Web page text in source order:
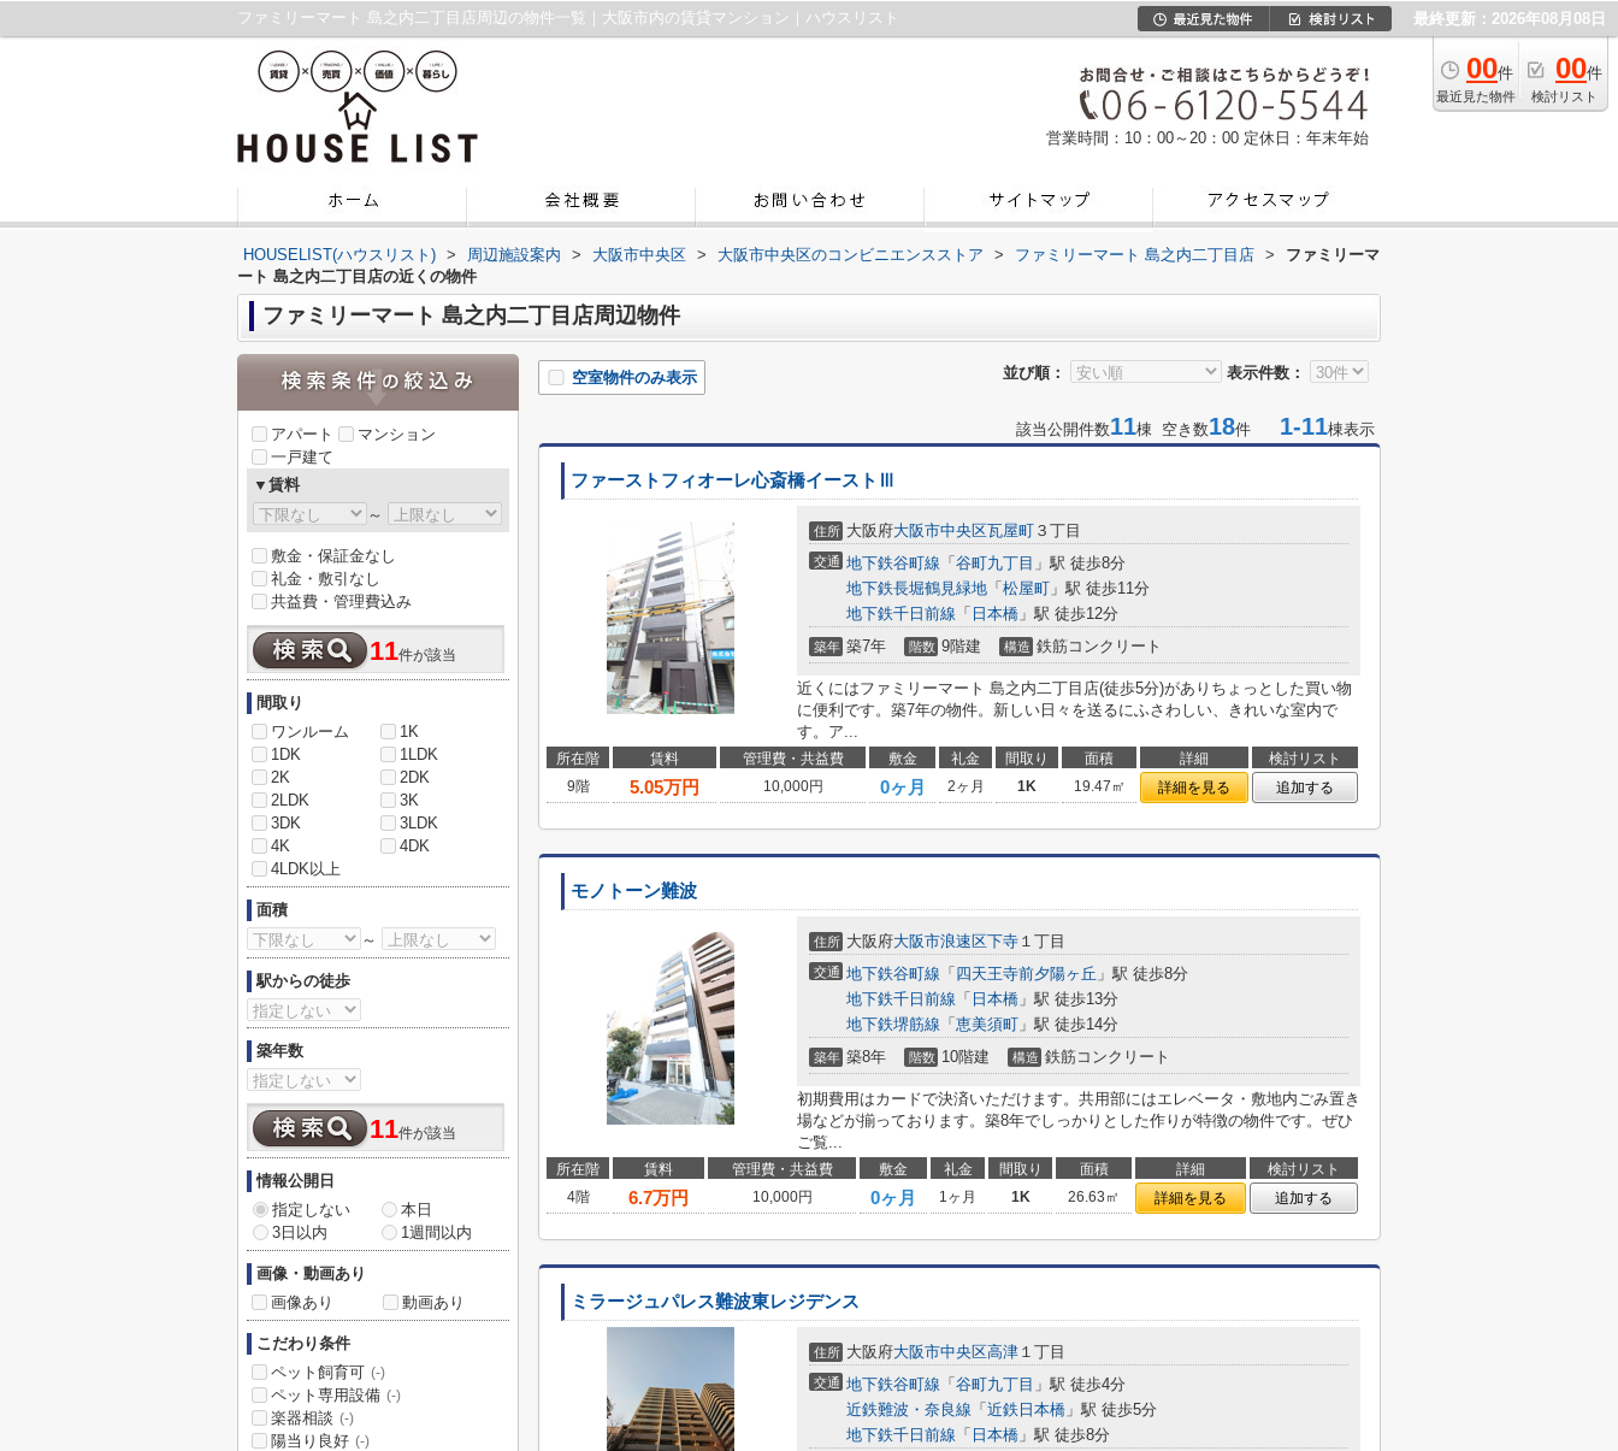
ファミリーマート 島之内二丁目店周辺の物件一覧｜大阪市内の賃貸マンション｜ハウスリスト 最終更新：2026年08月08日
00件
最近見た物件
00件
検討リスト
営業時間：10：00～20：00 定休日：年末年始
HOUSELIST(ハウスリスト) > 周辺施設案内 > 大阪市中央区 > 大阪市中央区のコンビニエンスストア > ファミリーマート 島之内二丁目店 >
ファミリーマ
ート 島之内二丁目店の近くの物件
ファミリーマート 島之内二丁目店周辺物件
並び順： 表示件数：
空室物件のみ表示
該当公開件数11棟 空き数18件 1-11棟表示
ファーストフィオーレ心斎橋イーストⅢ
住所 大阪府大阪市中央区瓦屋町 ３丁目
交通 地下鉄谷町線 「 谷町九丁目 」駅 徒歩8分
地下鉄長堀鶴見緑地 「 松屋町 」駅 徒歩11分
地下鉄千日前線 「 日本橋 」駅 徒歩12分
築年 築7年 階数 9階建 構造 鉄筋コンクリート
近くにはファミリーマート 島之内二丁目店(徒歩5分)がありちょっとした買い物
に便利です。築7年の物件。新しい日々を送るにふさわしい、きれいな室内で
す。ア...
所在階 賃料 管理費・共益費 敷金 礼金 間取り 面積 詳細
検討リスト
9階
5.05万円 10,000円 0ヶ月 2ヶ月 1K 19.47㎡ 詳細を見る 追加する
モノトーン難波
住所 大阪府大阪市浪速区下寺 １丁目
交通 地下鉄谷町線 「 四天王寺前夕陽ヶ丘 」駅 徒歩8分
地下鉄千日前線 「 日本橋 」駅 徒歩13分
地下鉄堺筋線 「 恵美須町 」駅 徒歩14分
築年 築8年 階数 10階建 構造 鉄筋コンクリート
初期費用はカードで決済いただけます。共用部にはエレベータ・敷地内ごみ置き
場などが揃っております。築8年でしっかりとした作りが特徴の物件です。ぜひ
ご覧...
所在階 賃料 管理費・共益費 敷金 礼金 間取り 面積 詳細
検討リスト
4階
6.7万円 10,000円 0ヶ月 1ヶ月 1K 26.63㎡ 詳細を見る 追加する
ミラージュパレス難波東レジデンス
住所 大阪府大阪市中央区高津 １丁目
交通 地下鉄谷町線 「 谷町九丁目 」駅 徒歩4分
近鉄難波・奈良線 「 近鉄日本橋 」駅 徒歩5分
地下鉄千日前線 「 日本橋 」駅 徒歩8分
アパート
マンション
一戸建て
▼賃料
～
敷金・保証金なし
礼金・敷引なし
共益費・管理費込み
11件が該当
間取り
ワンルーム
1K
1DK
1LDK
2K
2DK
2LDK
3K
3DK
3LDK
4K
4DK
4LDK以上
面積
～
駅からの徒歩
築年数
11件が該当
情報公開日
指定しない
本日
3日以内
1週間以内
画像・動画あり
画像あり
動画あり
こだわり条件
ペット飼育可 (-)
ペット専用設備 (-)
楽器相談 (-)
陽当り良好 (-)